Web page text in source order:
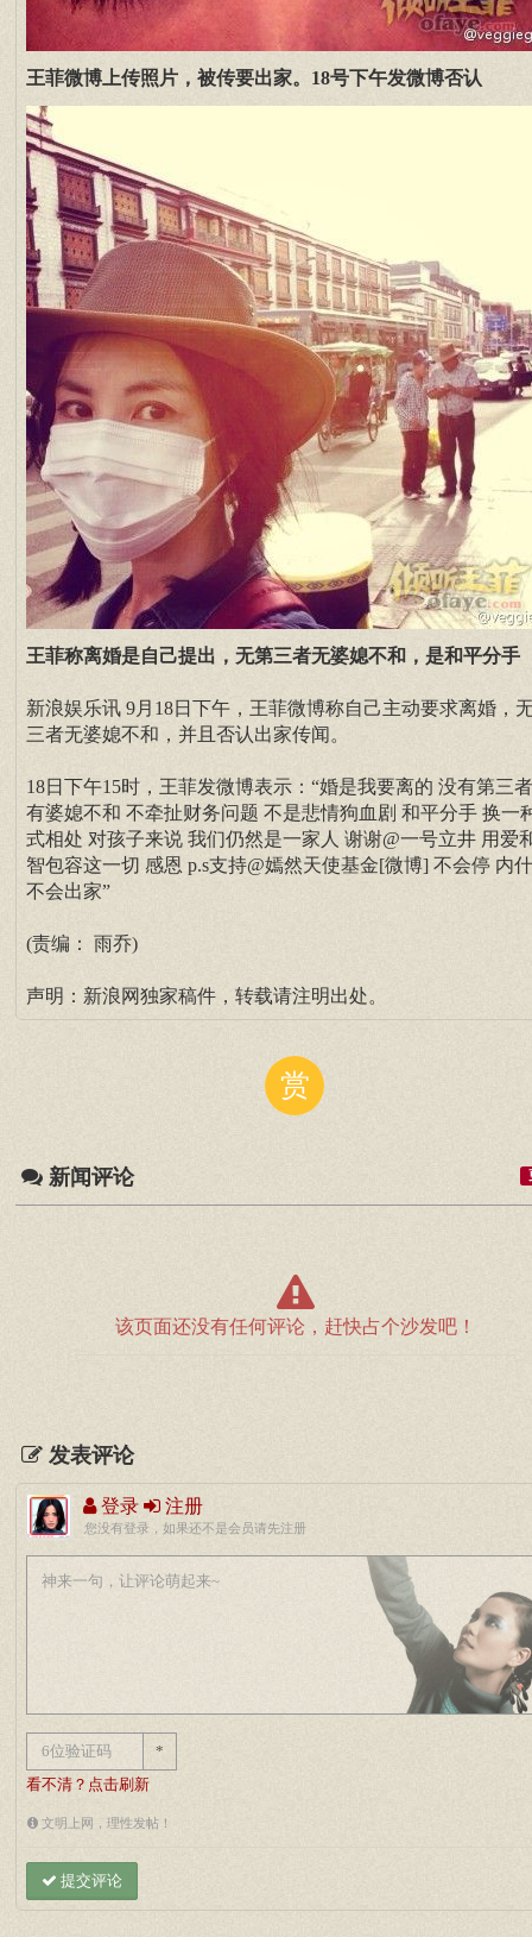
王菲微博上传照片，被传要出家。18号下午发微博否认
王菲称离婚是自己提出，无第三者无婆媳不和，是和平分手
新浪娱乐讯 9月18日下午，王菲微博称自己主动要求离婚，
三者无婆媳不和，并且否认出家传闻。
18日下午15时，王菲发微博表示：“婚是我要离的 没有第三
有婆媳不和 不牵扯财务问题 不是悲情狗血剧 和平分手 换一
式相处 对孩子来说 我们仍然是一家人 谢谢@一号立井 用爱
智包容这一切 感恩 p.s支持@嫣然天使基金[微博] 不会停 内
不会出家”
(责编： 雨乔)
声明：新浪网独家稿件，转载请注明出处。
赏
新闻评论
该页面还没有任何评论，赶快占个沙发吧！
发表评论
登录 注册
您没有登录，如果还不是会员请先注册
*
看不清？点击刷新
文明上网，理性发帖！
提交评论